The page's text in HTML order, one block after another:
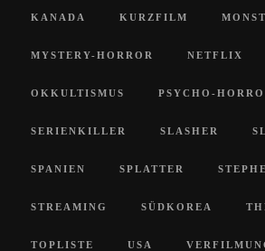
KANADA KURZFILM
MYSTERY-HORROR NETFLIX
OKKULTISMUS PSYCHO-
SERIENKILLER SLASHER
SPANIEN SPLATTER
STREAMING SÜDKOREA
TOPLISTE USA